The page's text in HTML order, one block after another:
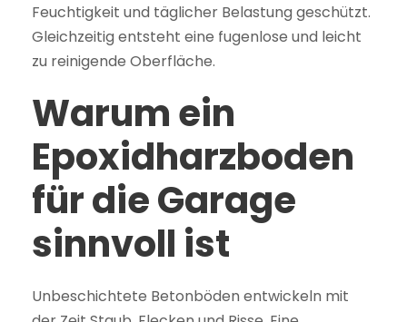
Feuchtigkeit und täglicher Belastung geschützt.
Gleichzeitig entsteht eine fugenlose und leicht
zu reinigende Oberfläche.
Warum ein
Epoxidharzboden
für die Garage
sinnvoll ist
Unbeschichtete Betonböden entwickeln mit